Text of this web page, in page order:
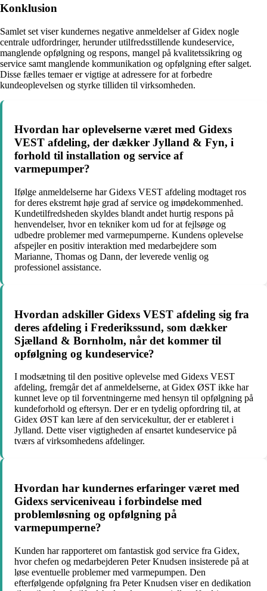
Konklusion
Samlet set viser kundernes negative anmeldelser af Gidex nogle
centrale udfordringer, herunder utilfredsstillende kundeservice,
manglende opfølgning og respons, mangel på kvalitetssikring og
service samt manglende kommunikation og opfølgning efter salget.
Disse fælles temaer er vigtige at adressere for at forbedre
kundeoplevelsen og styrke tilliden til virksomheden.
Hvordan har oplevelserne været med Gidexs
VEST afdeling, der dækker Jylland & Fyn, i
forhold til installation og service af
varmepumper?
Ifølge anmeldelserne har Gidexs VEST afdeling modtaget ros
for deres ekstremt høje grad af service og imødekommenhed.
Kundetilfredsheden skyldes blandt andet hurtig respons på
henvendelser, hvor en tekniker kom ud for at fejlsøge og
udbedre problemer med varmepumperne. Kundens oplevelse
afspejler en positiv interaktion med medarbejdere som
Marianne, Thomas og Dann, der leverede venlig og
professionel assistance.
Hvordan adskiller Gidexs VEST afdeling sig fra
deres afdeling i Frederikssund, som dækker
Sjælland & Bornholm, når det kommer til
opfølgning og kundeservice?
I modsætning til den positive oplevelse med Gidexs VEST
afdeling, fremgår det af anmeldelserne, at Gidex ØST ikke har
kunnet leve op til forventningerne med hensyn til opfølgning på
kundeforhold og eftersyn. Der er en tydelig opfordring til, at
Gidex ØST kan lære af den servicekultur, der er etableret i
Jylland. Dette viser vigtigheden af ensartet kundeservice på
tværs af virksomhedens afdelinger.
Hvordan har kundernes erfaringer været med
Gidexs serviceniveau i forbindelse med
problemløsning og opfølgning på
varmepumperne?
Kunden har rapporteret om fantastisk god service fra Gidex,
hvor chefen og medarbejderen Peter Knudsen insisterede på at
løse eventuelle problemer med varmepumpen. Den
efterfølgende opfølgning fra Peter Knudsen viser en dedikation